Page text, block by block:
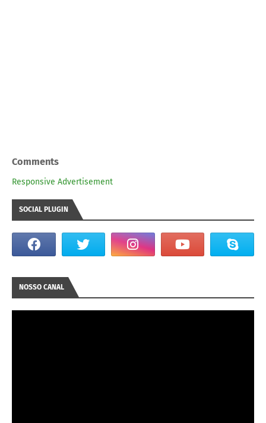
Comments
Responsive Advertisement
SOCIAL PLUGIN
NOSSO CANAL